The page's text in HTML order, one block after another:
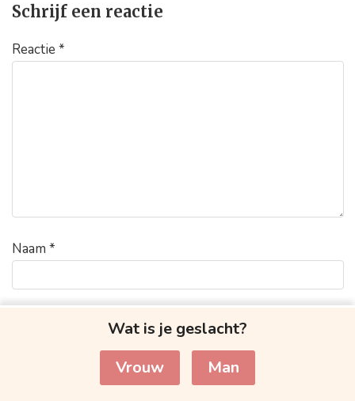
Schrijf een reactie
Reactie *
Naam *
Wat is je geslacht?
Vrouw
Man